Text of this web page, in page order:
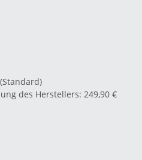
(Standard)
des Herstellers: 249,90 €